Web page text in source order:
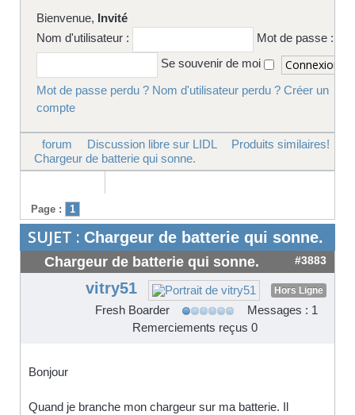
Bienvenue, Invité
Nom d'utilisateur :
Mot de passe :
Se souvenir de moi
Mot de passe perdu ? Nom d'utilisateur perdu ? Créer un
compte
forum Discussion libre sur LIDL
Produits similaires!
Chargeur de batterie qui sonne.
Page : 1
SUJET : Chargeur de batterie qui sonne.
Chargeur de batterie qui sonne. #3883
vitry51 Hors Ligne
Fresh Boarder
Messages : 1
Remerciements reçus 0
Bonjour
Quand je branche mon chargeur sur ma batterie. Il